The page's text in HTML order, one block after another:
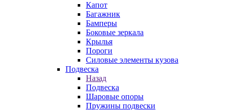
Капот
Багажник
Бамперы
Боковые зеркала
Крылья
Пороги
Силовые элементы кузова
Подвеска
Назад
Подвеска
Шаровые опоры
Пружины подвески